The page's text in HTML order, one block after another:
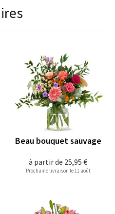
à partir de 25,95 €
Beau bouquet sauvage
Prochaine livraison le 11 août